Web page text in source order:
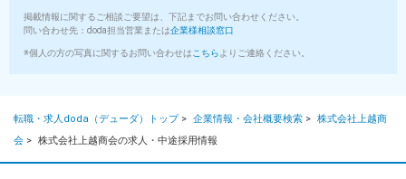
掲載情報に関するご相談ご要望は、下記までお問い合わせください。
問い合わせ先：doda担当営業または企業様相談窓口
※個人の方の写真に関するお問い合わせは こちら よりご連絡ください。
転職・求人doda（デューダ）トップ> 企業情報・会社概要検索 > 株式会社上越商
会 > 株式会社上越商会の求人・中途採用情報